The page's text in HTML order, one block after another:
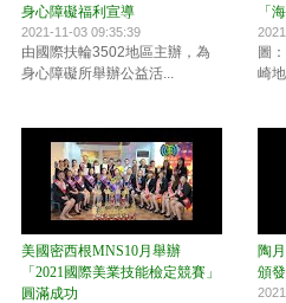
身心障礙福利宣導
2021-11-03 09:35:39
由國際扶輪3502地區主辦，為
身心障礙所舉辦公益活...
「
圖
崎
美國密西根MNS10月舉辦
「2021國際美業技能檢定競賽」
圓滿成功
陶
頒